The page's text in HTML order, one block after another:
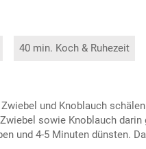
40 min. Koch & Ruhezeit
und Knoblauch
sowie Knoblauch darin
und 4-5 Minuten dünsten.